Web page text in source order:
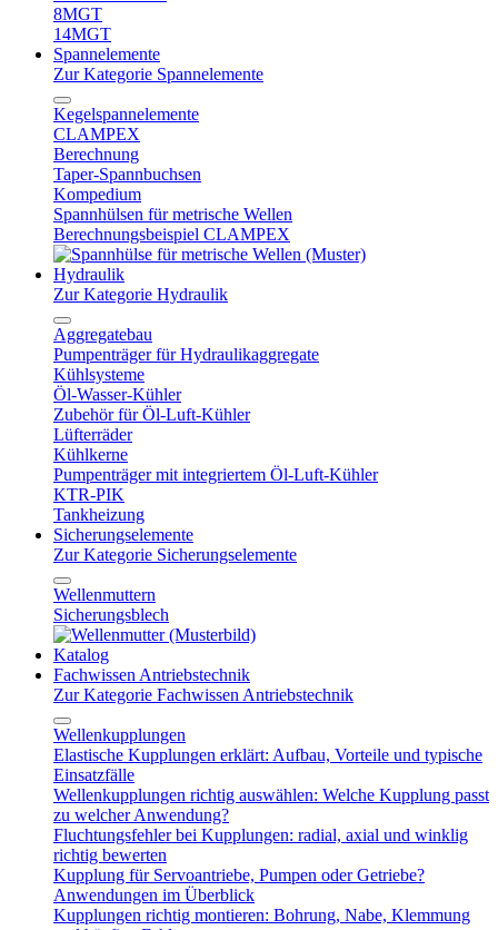
8MGT
14MGT
Spannelemente
Zur Kategorie Spannelemente
Kegelspannelemente
CLAMPEX
Berechnung
Taper-Spannbuchsen
Kompedium
Spannhülsen für metrische Wellen
Berechnungsbeispiel CLAMPEX
Hydraulik
Zur Kategorie Hydraulik
Aggregatebau
Pumpenträger für Hydraulikaggregate
Kühlsysteme
Öl-Wasser-Kühler
Zubehör für Öl-Luft-Kühler
Lüfterräder
Kühlkerne
Pumpenträger mit integriertem Öl-Luft-Kühler
KTR-PIK
Tankheizung
Sicherungselemente
Zur Kategorie Sicherungselemente
Wellenmuttern
Sicherungsblech
Katalog
Fachwissen Antriebstechnik
Zur Kategorie Fachwissen Antriebstechnik
Wellenkupplungen
Elastische Kupplungen erklärt: Aufbau, Vorteile und typische
Einsatzfälle
Wellenkupplungen richtig auswählen: Welche Kupplung passt
zu welcher Anwendung?
Fluchtungsfehler bei Kupplungen: radial, axial und winklig
richtig bewerten
Kupplung für Servoantriebe, Pumpen oder Getriebe?
Anwendungen im Überblick
Kupplungen richtig montieren: Bohrung, Nabe, Klemmung